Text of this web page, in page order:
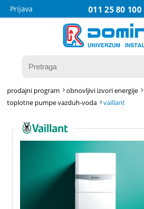
011 25 80 100
Prijava
prodajni program obnovljivi izvori energije
toplotne pumpe vazduh-voda
vaillant